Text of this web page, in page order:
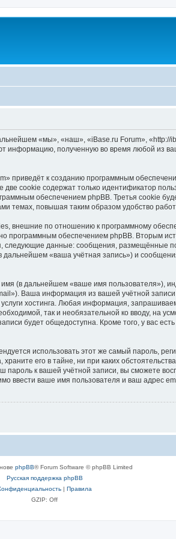
«мы», «наш», «iBase.ru Forum»,
информацию, полученную во время любой из
приведёт к созданию программным
cookie содержат только идентификатор
обеспечением phpBB. Третья cookie
темах, повышая таким образом удобство
внешние по отношению к программному
программным обеспечением phpBB. Вторым
данные: сообщения, размещённые
«ваша учётная запись») и
(в дальнейшем «ваше имя пользователя»),
Ваша информация из вашей учётной
хостинга. Любая информация,
так и необязательной ко вводу, на
будет общедоступна. Кроме того, у вас
использовать этот же самый пароль,
его в тайне, ни при каких
к вашей учётной записи, вы сможете
ввести ваше имя пользователя и ваш адрес
phpBB® Forum Software © phpBB Limited
Русская поддержка phpBB
| Правила
GZIP: Off